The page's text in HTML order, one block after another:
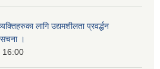
लागि उद्यमशीलता प्रवर्द्धन
सचना ।
16:00